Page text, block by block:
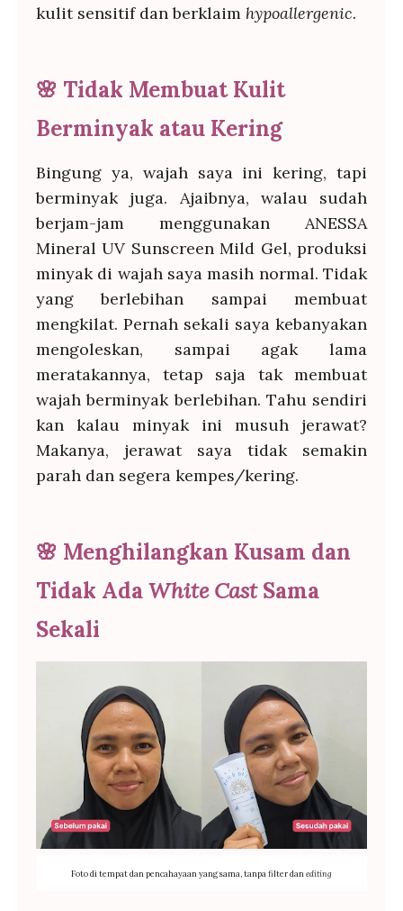
kulit sensitif dan berklaim hypoallergenic.
🌸 Tidak Membuat Kulit
Berminyak atau Kering
Bingung ya, wajah saya ini kering, tapi
berminyak juga. Ajaibnya, walau sudah
berjam-jam menggunakan ANESSA
Mineral UV Sunscreen Mild Gel, produksi
minyak di wajah saya masih normal. Tidak
yang berlebihan sampai membuat
mengkilat. Pernah sekali saya kebanyakan
mengoleskan, sampai agak lama
meratakannya, tetap saja tak membuat
wajah berminyak berlebihan. Tahu sendiri
kan kalau minyak ini musuh jerawat?
Makanya, jerawat saya tidak semakin
parah dan segera kempes/kering.
🌸 Menghilangkan Kusam dan
Tidak AdaWhite CastSama
Sekali
Foto di tempat dan pencahayaan yang sama, tanpa filter danediting